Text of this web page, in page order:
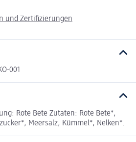
und Zertifizierungen
001
Rote Bete Zutaten: Rote Bete*,
Meersalz, Kümmel*, Nelken*.